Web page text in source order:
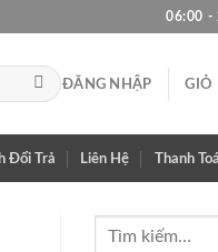
06:00 -
ĐĂNG NHẬP GIỎ
Đổi Trả Liên Hệ Thanh